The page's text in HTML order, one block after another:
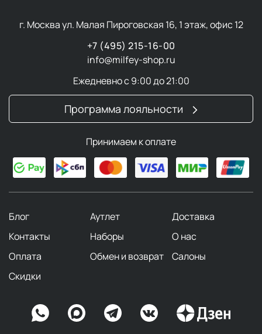
г. Москва ул. Малая Пироговская 16, 1 этаж, офис 12
+7 (495) 215-16-00
info@milfey-shop.ru
Ежедневно с 9:00 до 21:00
Программа лояльности
Принимаем к оплате
Блог Аутлет
Доставка
Контакты
Наборы
О нас
Оплата
Обмен и возврат
Салоны
Скидки